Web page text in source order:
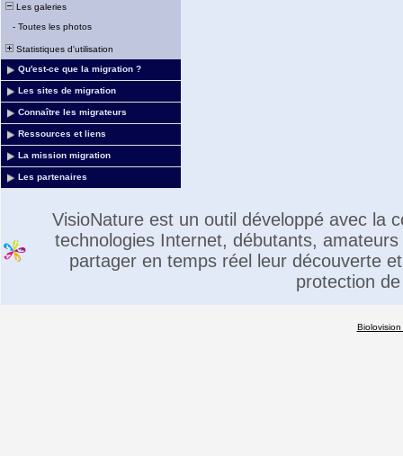
Les galeries
- Toutes les photos
Statistiques d'utilisation
Qu'est-ce que la migration ?
Les sites de migration
Connaître les migrateurs
Ressources et liens
La mission migration
Les partenaires
VisioNature est un outil développé avec la
technologies Internet, débutants,
partager en temps réel leur découverte
protection
Biolovision